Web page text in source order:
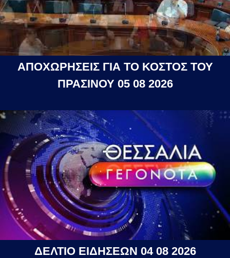
ΑΠΟΧΩΡΗΣΕΙΣ ΓΙΑ ΤΟ ΚΟΣΤΟΣ ΤΟΥ
ΠΡΑΣΙΝΟΥ 05 08 2026
ΔΕΛΤΙΟ ΕΙΔΗΣΕΩΝ 04 08 2026